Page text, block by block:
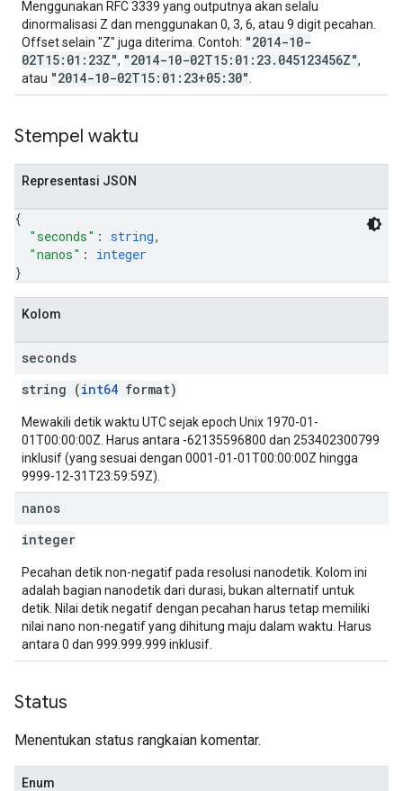
Menggunakan RFC 3339 yang outputnya akan selalu
dinormalisasi Z dan menggunakan 0, 3, 6, atau 9 digit pecahan.
Offset selain "Z" juga diterima. Contoh: "2014-10-
02T15:01:23Z", "2014-10-02T15:01:23.045123456Z",
atau "2014-10-02T15:01:23+05:30"
Stempel waktu
Representasi JSON
{
"seconds" : string,
"nanos" : integer
}
Kolom
seconds
string (int64 format)
Mewakili detik waktu UTC sejak epoch Unix 1970-01-
01T00:00:00Z. Harus antara -62135596800 dan 253402300799
inklusif (yang sesuai dengan 0001-01-01T00:00:00Z hingga
9999-12-31T23:59:59Z).
nanos
integer
Pecahan detik non-negatif pada resolusi nanodetik. Kolom ini
adalah bagian nanodetik dari durasi, bukan alternatif untuk
detik. Nilai detik negatif dengan pecahan harus tetap memiliki
nilai nano non-negatif yang dihitung maju dalam waktu. Harus
antara 0 dan 999.999.999 inklusif.
Status
Menentukan status rangkaian komentar.
Enum